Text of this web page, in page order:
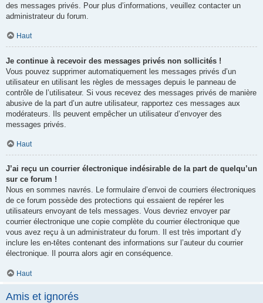
des messages privés. Pour plus d’informations, veuillez contacter un
administrateur du forum.
Haut
Je continue à recevoir des messages privés non sollicités !
Vous pouvez supprimer automatiquement les messages privés d’un
utilisateur en utilisant les règles de messages depuis le panneau de
contrôle de l’utilisateur. Si vous recevez des messages privés de manière
abusive de la part d’un autre utilisateur, rapportez ces messages aux
modérateurs. Ils peuvent empêcher un utilisateur d’envoyer des
messages privés.
Haut
J’ai reçu un courrier électronique indésirable de la part de quelqu’un
sur ce forum !
Nous en sommes navrés. Le formulaire d’envoi de courriers électroniques
de ce forum possède des protections qui essaient de repérer les
utilisateurs envoyant de tels messages. Vous devriez envoyer par
courrier électronique une copie complète du courrier électronique que
vous avez reçu à un administrateur du forum. Il est très important d’y
inclure les en-têtes contenant des informations sur l’auteur du courrier
électronique. Il pourra alors agir en conséquence.
Haut
Amis et ignorés